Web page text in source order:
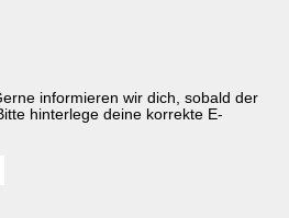
informieren wir dich, sobald der
hinterlege deine korrekte E-